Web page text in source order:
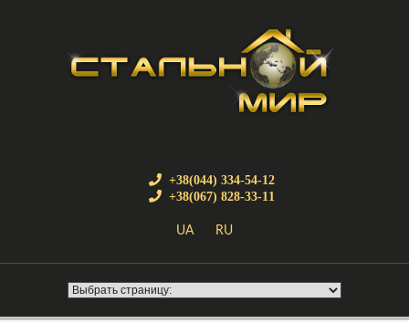
+38(044) 334-54-12
+38(067) 828-33-11
UA RU